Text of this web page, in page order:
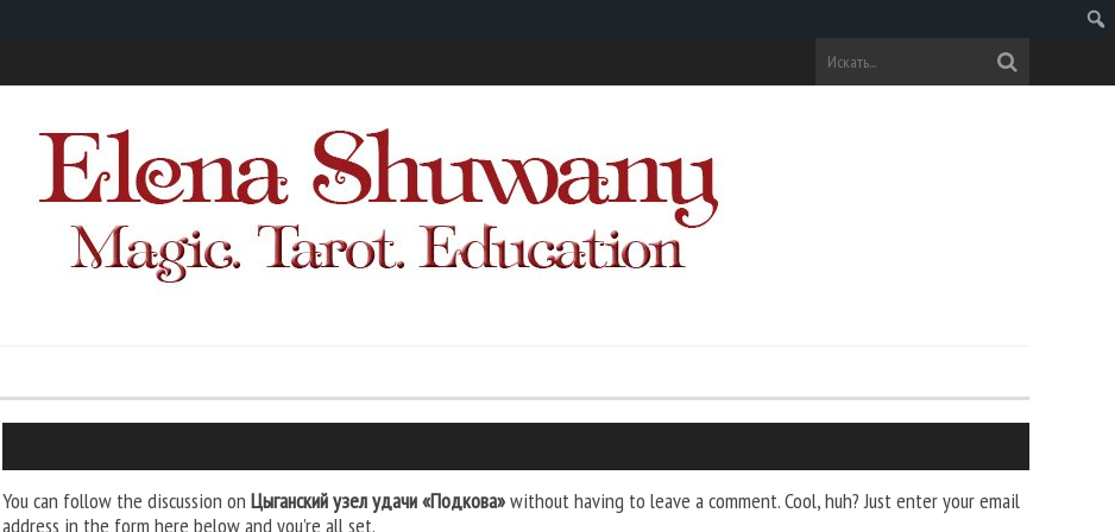
You can follow the discussion on Цыганский узел удачи «Подкова»without having to leave a comment. Cool, huh? Just enter your email
address in the form here below and you’re all set.